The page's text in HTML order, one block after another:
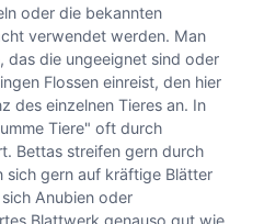
oder die bekannten
verwendet werden. Man
das die ungeeignet sind oder
Flossen einreist, den hier
des einzelnen Tieres an. In
Tiere" oft durch
Bettas streifen gern durch
sich gern auf kräftige Blätter
Anubien oder
Blattwerk genauso gut wie